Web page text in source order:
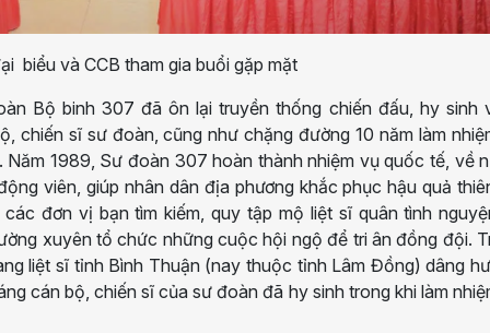
biểu và CCB tham gia buổi gặp mặt
Bộ binh 307 đã ôn lại truyền thống chiến đấu, hy sinh
chiến sĩ sư đoàn, cũng như chặng đường 10 năm làm
Năm 1989, Sư đoàn 307 hoàn thành nhiệm vụ quốc tế, về
viên, giúp nhân dân địa phương khắc phục hậu quả
đơn vị bạn tìm kiếm, quy tập mộ liệt sĩ quân tình
xuyên tổ chức những cuộc hội ngộ để tri ân đồng đội.
liệt sĩ tỉnh Bình Thuận (nay thuộc tỉnh Lâm Đồng) dâng
cán bộ, chiến sĩ của sư đoàn đã hy sinh trong khi làm